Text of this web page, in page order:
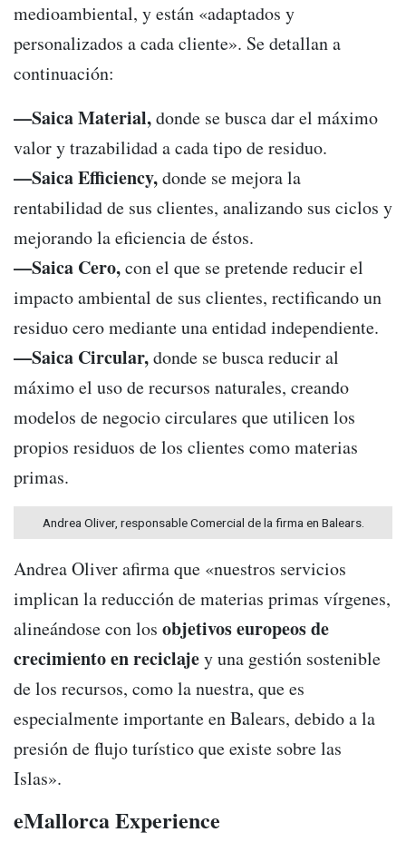
medioambiental, y están «adaptados y
personalizados a cada cliente». Se detallan a
continuación:
—Saica Material,donde se busca dar el máximo
valor y trazabilidad a cada tipo de residuo.
—Saica Efficiency,donde se mejora la
rentabilidad de sus clientes, analizando sus ciclos y
mejorando la eficiencia de éstos.
—Saica Cero,con el que se pretende reducir el
impacto ambiental de sus clientes, rectificando un
residuo cero mediante una entidad independiente.
—Saica Circular,donde se busca reducir al
máximo el uso de recursos naturales, creando
modelos de negocio circulares que utilicen los
propios residuos de los clientes como materias
primas.
Andrea Oliver, responsable Comercial de la firma en Balears.
Andrea Oliver afirma que «nuestros servicios
implican la reducción de materias primas vírgenes,
alineándose con los objetivos europeos de
crecimiento en reciclajey una gestión sostenible
de los recursos, como la nuestra, que es
especialmente importante en Balears, debido a la
presión de flujo turístico que existe sobre las
Islas».
eMallorca Experience